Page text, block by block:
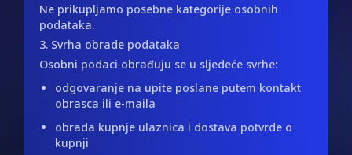
Ne prikupljamo posebne kategorije osobnih
podataka.
3. Svrha obrade podataka
Osobni podaci obrađuju se u sljedeće svrhe:
odgovaranje na upite poslane putem kontakt
obrasca ili e-maila
obrada kupnje ulaznica i dostava potvrde o
kupnji